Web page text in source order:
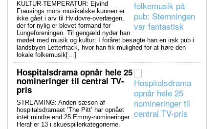
KULTUR-TEMPERATUR: Ejvind
Frausings mors musikalske kunnen er
ikke gået i arv til Hvidovre-overlægen,
der for nylig er blevet formand for
Lungeforeningen. Til gengæld nyder han
mødet med musik og kultur: I foråret besøgte han en irsk pub i
landsbyen Letterfrack, hvor han fik mulighed for at høre den
lokale folkemusik[…]
Hospitalsdrama opnår hele 25
nomineringer til central TV-
pris
STREAMING: Anden sæson af
hospitalsdramaet ‘The Pitt’ har opnået
intet mindre end 25 Emmy-nomineringer.
Heraf er 13 i skuespillerkategorierne.